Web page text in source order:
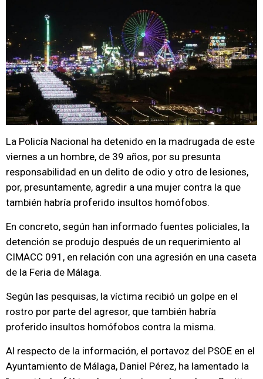
La Policía Nacional ha detenido en la madrugada de este
viernes a un hombre, de 39 años, por su presunta
responsabilidad en un delito de odio y otro de lesiones,
por, presuntamente, agredir a una mujer contra la que
también habría proferido insultos homófobos.
En concreto, según han informado fuentes policiales, la
detención se produjo después de un requerimiento al
CIMACC 091, en relación con una agresión en una caseta
de la Feria de Málaga.
Según las pesquisas, la víctima recibió un golpe en el
rostro por parte del agresor, que también habría
proferido insultos homófobos contra la misma.
Al respecto de la información, el portavoz del PSOE en el
Ayuntamiento de Málaga, Daniel Pérez, ha lamentado la